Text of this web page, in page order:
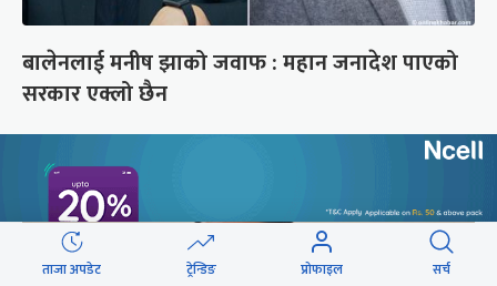
बालेनलाई मनीष झाको जवाफ : महान जनादेश पाएको
सरकार एक्लो छैन
ताजा अपडेट ट्रेन्डिङ प्रोफाइल सर्च